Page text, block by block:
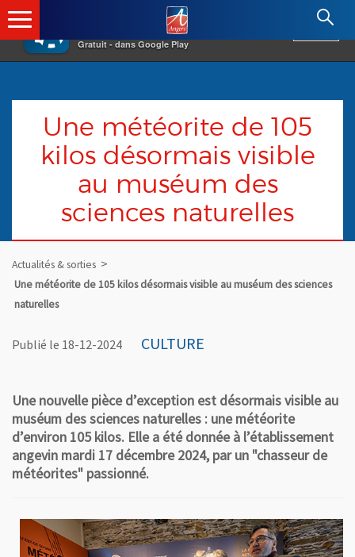
×
Gratuit - dans Google Play
Angers.fr : Retour à l'accueil
Une météorite de 105
kilos désormais visible
au muséum des
sciences naturelles
Actualités & sorties
Une météorite de 105 kilos désormais visible au muséum des sciences
naturelles
Publié le 18-12-2024 CULTURE
Une nouvelle pièce d’exception est désormais visible au
muséum des sciences naturelles : une météorite
d’environ 105 kilos. Elle a été donnée à l’établissement
angevin mardi 17 décembre 2024, par un "chasseur de
météorites" passionné.